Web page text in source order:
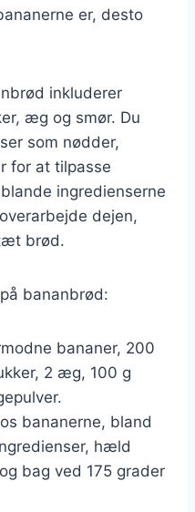
er, desto
inkluderer
æg og smør. Du
som nødder,
for at tilpasse
ingredienserne
dejen,
brød.
bananbrød:
bananer, 200
2 æg, 100 g
bananerne, bland
hæld
bag ved 175 grader